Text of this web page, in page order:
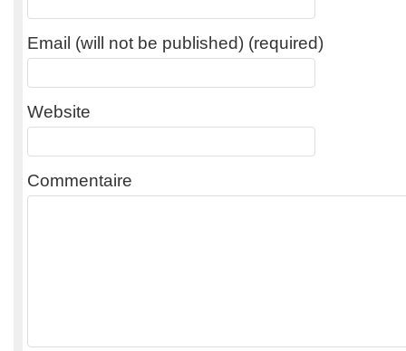
Email (will not be published) (required)
Website
Commentaire